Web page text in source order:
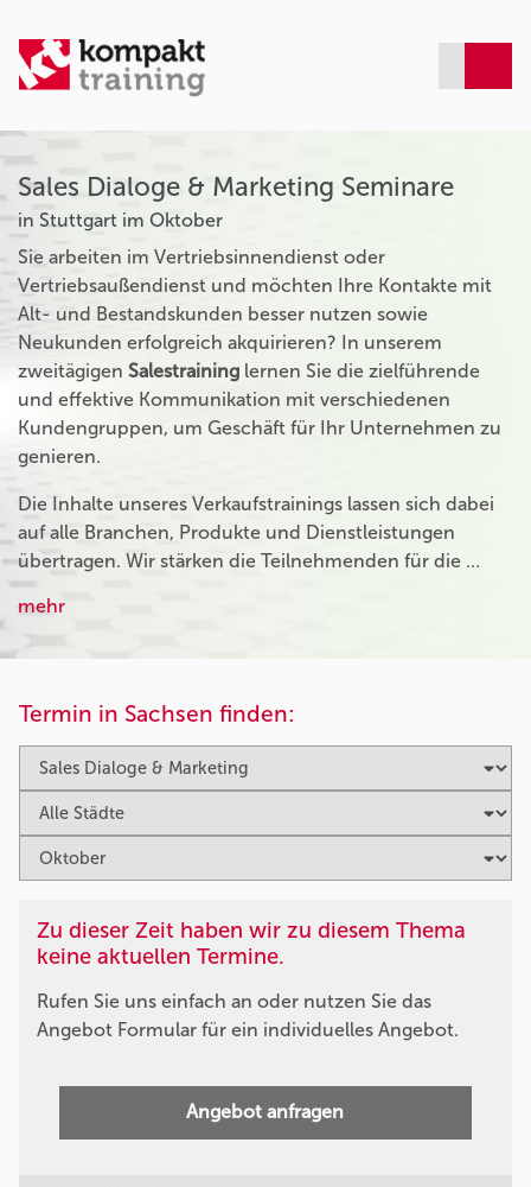
Sales Dialoge & Marketing Seminare
in Stuttgart im Oktober
Sie arbeiten im Vertriebsinnendienst oder
Vertriebsaußendienst und möchten Ihre Kontakte mit
Alt- und Bestandskunden besser nutzen sowie
Neukunden erfolgreich akquirieren? In unserem
zweitägigen Salestraining lernen Sie die zielführende
und effektive Kommunikation mit verschiedenen
Kundengruppen, um Geschäft für Ihr Unternehmen zu
genieren.
Die Inhalte unseres Verkaufstrainings lassen sich dabei
auf alle Branchen, Produkte und Dienstleistungen
übertragen. Wir stärken die Teilnehmenden für die …
mehr
Termin in Sachsen finden:
Zu dieser Zeit haben wir zu diesem Thema
keine aktuellen Termine.
Rufen Sie uns einfach an oder nutzen Sie das
Angebot Formular für ein individuelles Angebot.
Angebot anfragen